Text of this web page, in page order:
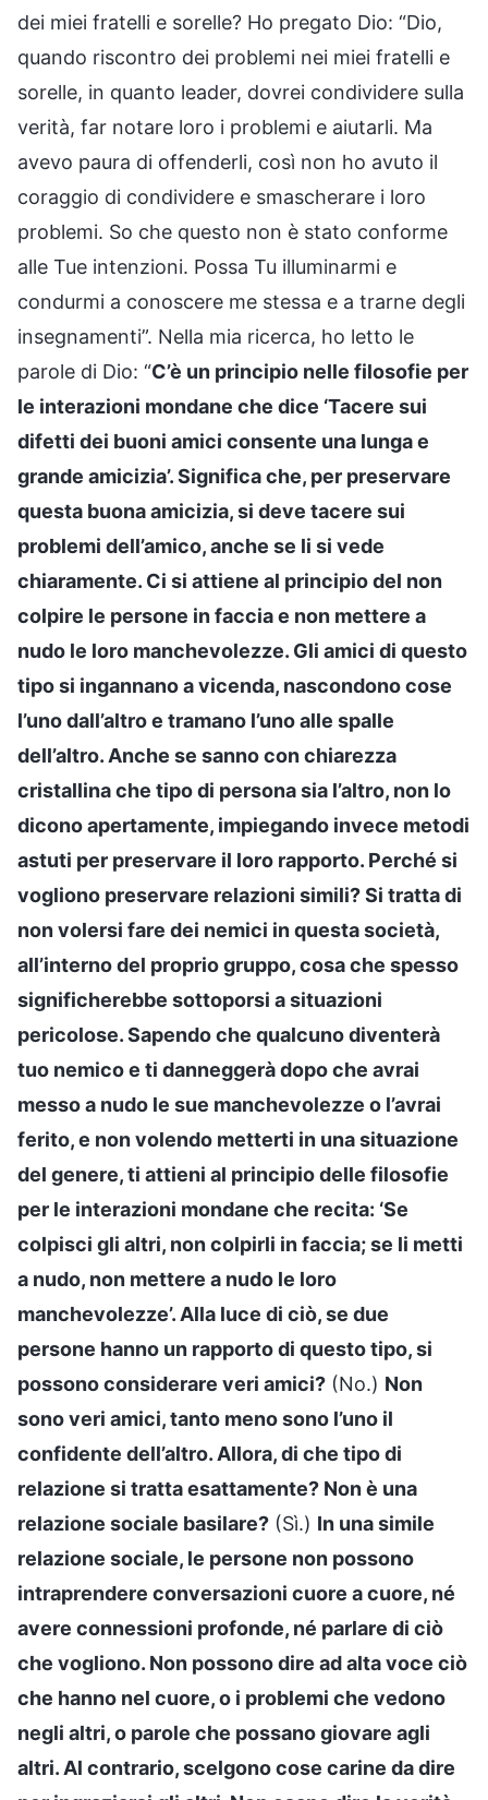
dei miei fratelli e sorelle? Ho pregato Dio: “Dio,
quando riscontro dei problemi nei miei fratelli e
sorelle, in quanto leader, dovrei condividere sulla
verità, far notare loro i problemi e aiutarli. Ma
avevo paura di offenderli, così non ho avuto il
coraggio di condividere e smascherare i loro
problemi. So che questo non è stato conforme
alle Tue intenzioni. Possa Tu illuminarmi e
condurmi a conoscere me stessa e a trarne degli
insegnamenti”. Nella mia ricerca, ho letto le
parole di Dio: “C’è un principio nelle filosofie per
le interazioni mondane che dice ‘Tacere sui
difetti dei buoni amici consente una lunga e
grande amicizia’. Significa che, per preservare
questa buona amicizia, si deve tacere sui
problemi dell’amico, anche se li si vede
chiaramente. Ci si attiene al principio del non
colpire le persone in faccia e non mettere a
nudo le loro manchevolezze. Gli amici di questo
tipo si ingannano a vicenda, nascondono cose
l’uno dall’altro e tramano l’uno alle spalle
dell’altro. Anche se sanno con chiarezza
cristallina che tipo di persona sia l’altro, non lo
dicono apertamente, impiegando invece metodi
astuti per preservare il loro rapporto. Perché si
vogliono preservare relazioni simili? Si tratta di
non volersi fare dei nemici in questa società,
all’interno del proprio gruppo, cosa che spesso
significherebbe sottoporsi a situazioni
pericolose. Sapendo che qualcuno diventerà
tuo nemico e ti danneggerà dopo che avrai
messo a nudo le sue manchevolezze o l’avrai
ferito, e non volendo metterti in una situazione
del genere, ti attieni al principio delle filosofie
per le interazioni mondane che recita: ‘Se
colpisci gli altri, non colpirli in faccia; se li metti
a nudo, non mettere a nudo le loro
manchevolezze’. Alla luce di ciò, se due
persone hanno un rapporto di questo tipo, si
possono considerare veri amici? (No.) Non
sono veri amici, tanto meno sono l’uno il
confidente dell’altro. Allora, di che tipo di
relazione si tratta esattamente? Non è una
relazione sociale basilare? (Sì.) In una simile
relazione sociale, le persone non possono
intraprendere conversazioni cuore a cuore, né
avere connessioni profonde, né parlare di ciò
che vogliono. Non possono dire ad alta voce ciò
che hanno nel cuore, o i problemi che vedono
negli altri, o parole che possano giovare agli
altri. Al contrario, scelgono cose carine da dire